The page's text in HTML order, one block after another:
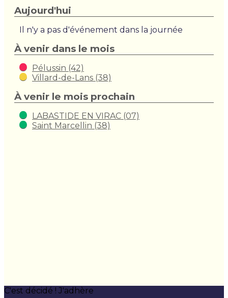
Aujourd'hui
Il n'y a pas d'événement dans la journée
À venir dans le mois
Pélussin (42)
Villard-de-Lans (38)
À venir le mois prochain
LABASTIDE EN VIRAC (07)
Saint Marcellin (38)
C'est décidé ! J'adhère